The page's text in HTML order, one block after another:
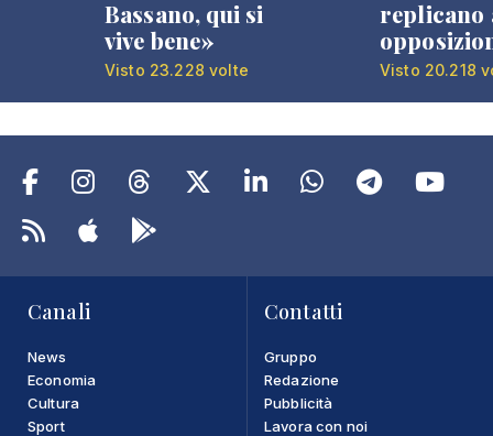
Bassano, qui si
vive bene»
Visto 23.228 volte
replicano
Visto 20.218
Canali
News
Economia
Cultura
Sport
Contatti
Gruppo
Redazione
Pubblicità
Lavora con noi